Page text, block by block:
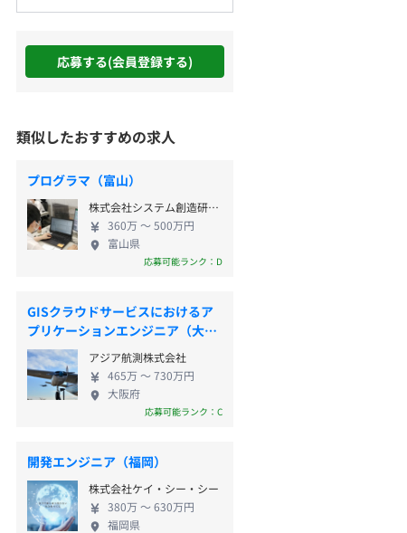
応募する(会員登録する)
類似したおすすめの求人
プログラマ（富山）
株式会社システム創造研究所
360万 〜 500万円
富山県
応募可能ランク：D
GISクラウドサービスにおけるア
プリケーションエンジニア（大阪
市）
アジア航測株式会社
465万 〜 730万円
大阪府
応募可能ランク：C
開発エンジニア（福岡）
株式会社ケイ・シー・シー
380万 〜 630万円
福岡県